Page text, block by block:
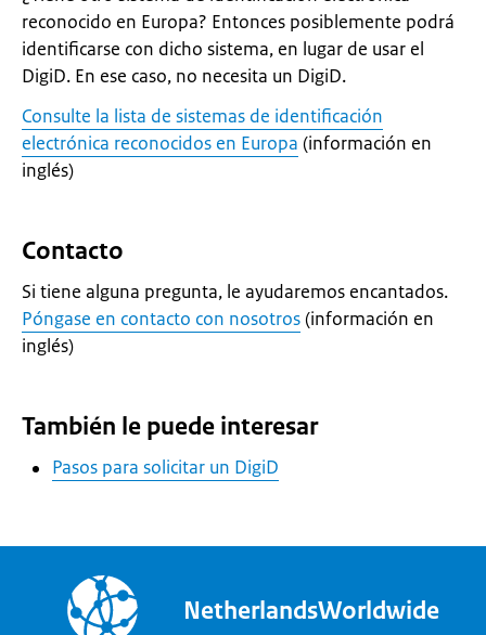
reconocido en Europa? Entonces posiblemente podrá
identificarse con dicho sistema, en lugar de usar el
DigiD. En ese caso, no necesita un DigiD.
Consulte la lista de sistemas de identificación
electrónica reconocidos en Europa (información en
inglés)
Contacto
Si tiene alguna pregunta, le ayudaremos encantados.
Póngase en contacto con nosotros(información en
inglés)
También le puede interesar
Pasos para solicitar un DigiD
NetherlandsWorldwide